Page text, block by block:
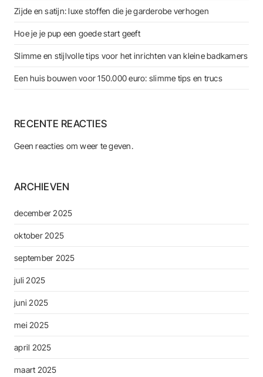
Zijde en satijn: luxe stoffen die je garderobe verhogen
Hoe je je pup een goede start geeft
Slimme en stijlvolle tips voor het inrichten van kleine badkamers
Een huis bouwen voor 150.000 euro: slimme tips en trucs
RECENTE REACTIES
Geen reacties om weer te geven.
ARCHIEVEN
december 2025
oktober 2025
september 2025
juli 2025
juni 2025
mei 2025
april 2025
maart 2025